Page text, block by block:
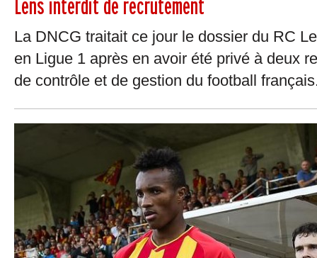
Lens interdit de recrutement
La DNCG traitait ce jour le dossier du RC
en Ligue 1 après en avoir été privé à deux
de contrôle et de gestion du football